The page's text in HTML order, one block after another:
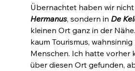
Übernachtet haben wir
Hermanus, sondern in De
kleinen Ort ganz in der
kaum Tourismus,
Menschen. Ich hatte vorher
über diesen Ort gefunden,